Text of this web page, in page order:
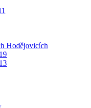
Hodějovicích